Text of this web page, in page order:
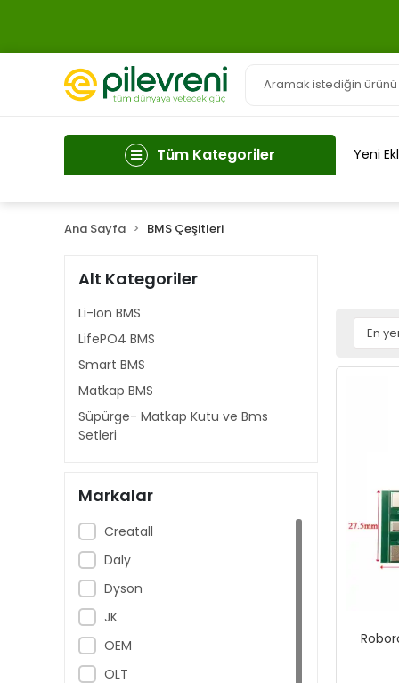
Tüm Kategoriler Yeni
Ana Sayfa BMS Çeşitleri
Alt Kategoriler
Li-Ion BMS
LifePO4 BMS
Smart BMS
Matkap BMS
Süpürge- Matkap Kutu ve Bms
Setleri
Markalar
Creatall
Daly
Dyson
JK
OEM
OLT